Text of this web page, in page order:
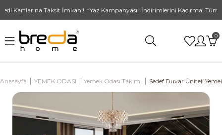
Taksit İmkanı! “Yaz Kampanyası" İndirimlerini Kaçırma!
0
Anasayfa YEMEK ODASI Yemek Odası Takımı Sedef Duvar Üniteli